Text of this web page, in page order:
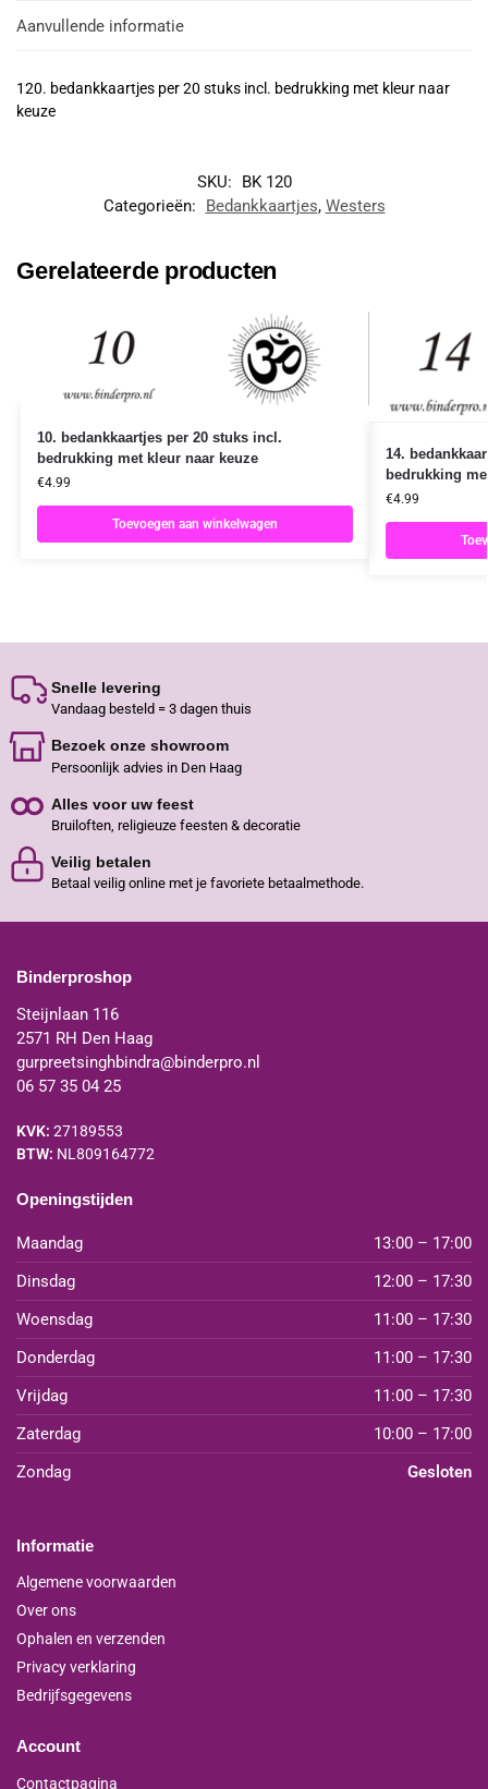
Aanvullende informatie
120. bedankkaartjes per 20 stuks incl. bedrukking met kleur naar
keuze
SKU:
BK 120
Categorieën:
Bedankkaartjes, Westers
Gerelateerde producten
10. bedankkaartjes per 20 stuks incl.
bedrukking met kleur naar keuze
€4.99
Toevoegen aan winkelwagen
14.
bedrukking
€4.99
Snelle levering
Vandaag besteld = 3 dagen thuis
Bezoek onze showroom
Persoonlijk advies in Den Haag
Alles voor uw feest
Bruiloften, religieuze feesten & decoratie
Veilig betalen
Betaal veilig online met je favoriete betaalmethode.
Binderproshop
Steijnlaan 116
2571 RH Den Haag
gurpreetsinghbindra@binderpro.nl
06 57 35 04 25
KVK: 27189553
BTW: NL809164772
Openingstijden
Maandag
13:00 – 17:00
Dinsdag
12:00 – 17:30
Woensdag
11:00 – 17:30
Donderdag
11:00 – 17:30
Vrijdag
11:00 – 17:30
Zaterdag
10:00 – 17:00
Zondag
Gesloten
Informatie
Algemene voorwaarden
Over ons
Ophalen en verzenden
Privacy verklaring
Bedrijfsgegevens
Account
Contactpagina